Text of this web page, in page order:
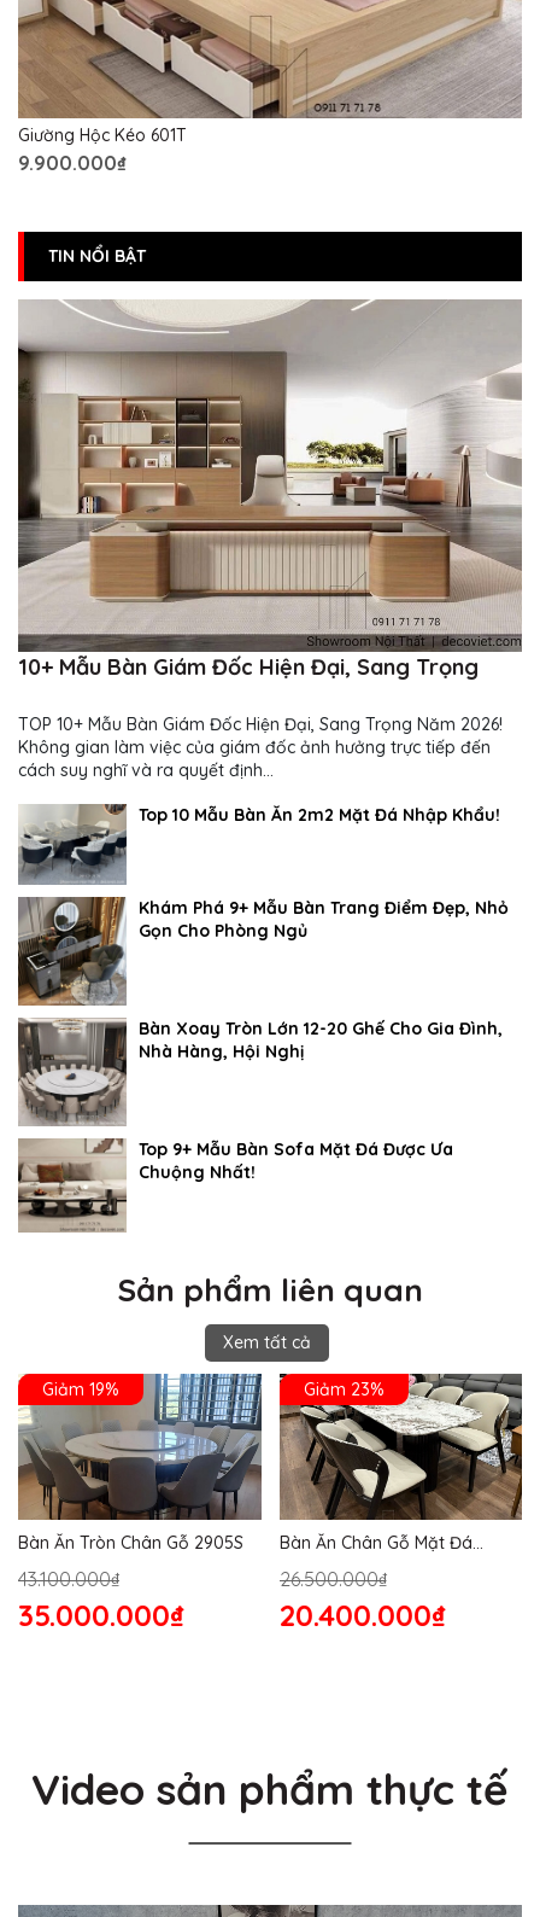
Giường Hộc Kéo 601T
9.900.000₫
TIN NỔI BẬT
10+ Mẫu Bàn Giám Đốc Hiện Đại, Sang Trọng
TOP 10+ Mẫu Bàn Giám Đốc Hiện Đại, Sang Trọng Năm 2026!
Không gian làm việc của giám đốc ảnh hưởng trực tiếp đến
cách suy nghĩ và ra quyết định...
Top 10 Mẫu Bàn Ăn 2m2 Mặt Đá Nhập Khẩu!
Khám Phá 9+ Mẫu Bàn Trang Điểm Đẹp, Nhỏ
Gọn Cho Phòng Ngủ
Bàn Xoay Tròn Lớn 12-20 Ghế Cho Gia Đình,
Nhà Hàng, Hội Nghị
Top 9+ Mẫu Bàn Sofa Mặt Đá Được Ưa
Chuộng Nhất!
Sản phẩm liên quan
Xem tất cả
Giảm 19%
Bàn Ăn Tròn Chân Gỗ 2905S
43.100.000₫
35.000.000₫
Giảm 23%
Bàn Ăn Chân Gỗ Mặt Đá
26.500.000₫
20.400.000₫
Video sản phẩm thực tế